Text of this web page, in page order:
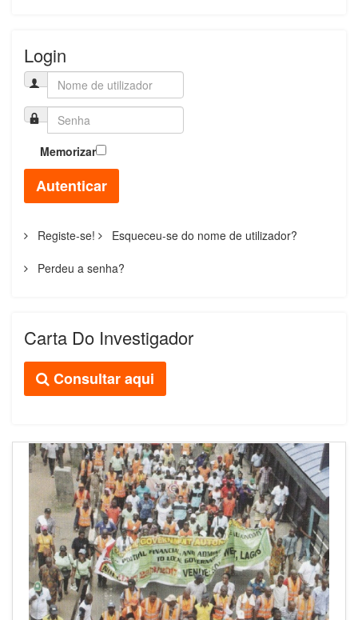
Login
Memorizar
Autenticar
Registe-se! Esqueceu-se do nome de utilizador?
Perdeu a senha?
Carta Do Investigador
Consultar aqui